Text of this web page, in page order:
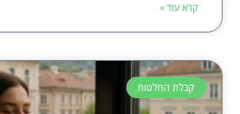
קרא עוד »
קבלת החלטות